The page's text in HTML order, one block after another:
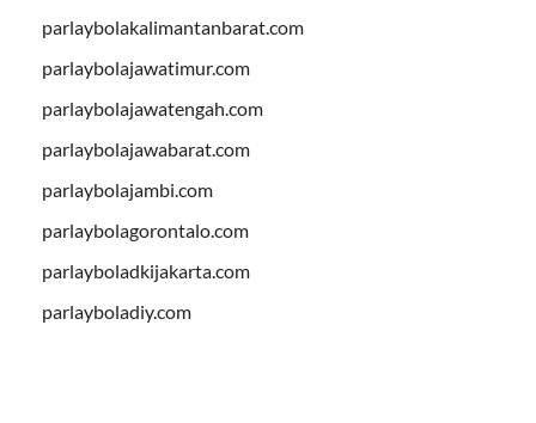
parlaybolakalimantanbarat.com
parlaybolajawatimur.com
parlaybolajawatengah.com
parlaybolajawabarat.com
parlaybolajambi.com
parlaybolagorontalo.com
parlayboladkijakarta.com
parlayboladiy.com